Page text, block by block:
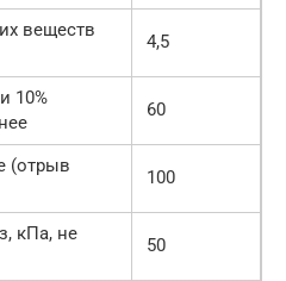
веществ
4,5
10%
60
(отрыв
100
кПа, не
50